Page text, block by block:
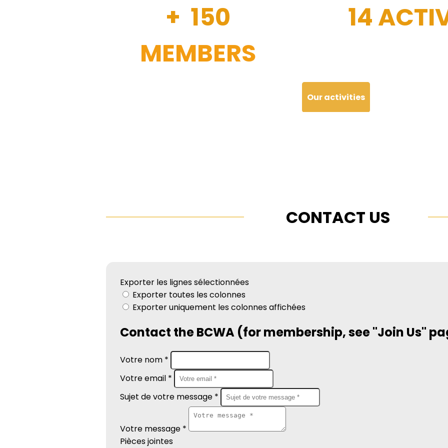
+ 150
MEMBERS
14
Our activities
CONTACT US